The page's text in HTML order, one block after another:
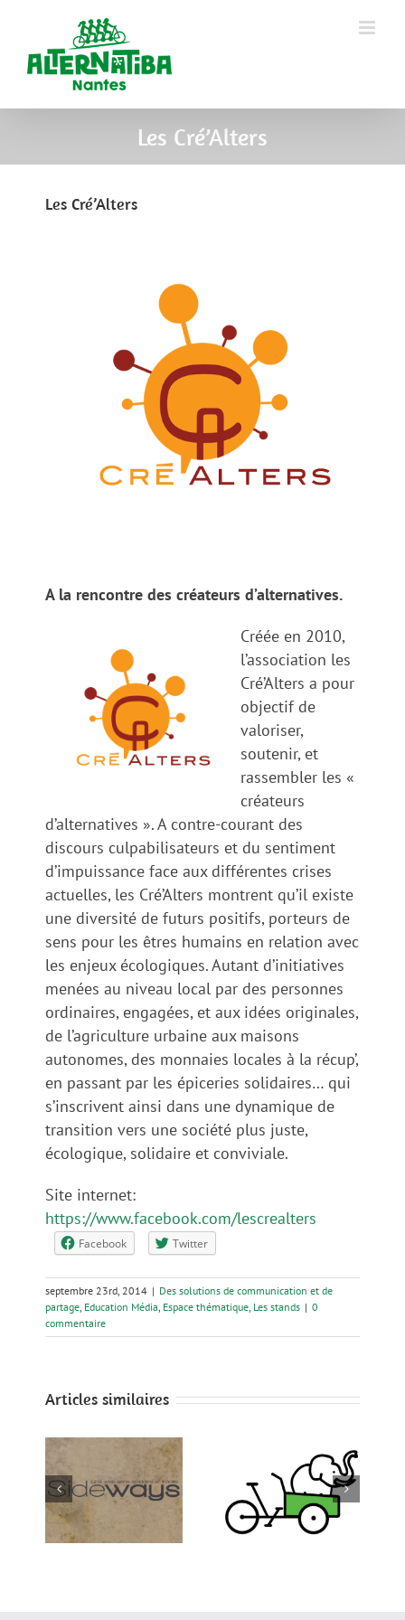
Les Cré’Alters
Les Cré’Alters
A la rencontre des créateurs d’alternatives.
Créée en 2010,
l’association les
Cré’Alters a pour
objectif de
valoriser,
soutenir, et
rassembler les «
créateurs
d’alternatives ». A contre-courant des
discours culpabilisateurs et du sentiment
d’impuissance face aux différentes crises
actuelles, les Cré’Alters montrent qu’il existe
une diversité de futurs positifs, porteurs de
sens pour les êtres humains en relation avec
les enjeux écologiques. Autant d’initiatives
menées au niveau local par des personnes
ordinaires, engagées, et aux idées originales,
de l’agriculture urbaine aux maisons
autonomes, des monnaies locales à la récup’,
en passant par les épiceries solidaires… qui
s’inscrivent ainsi dans une dynamique de
transition vers une société plus juste,
écologique, solidaire et conviviale.
Site internet:
https://www.facebook.com/lescrealters
Facebook Twitter
septembre 23rd, 2014 | Des solutions de communication et de
partage, Education Média, Espace thématique, Les stands | 0
commentaire
Articles similaires
Nantes Cargo
Bike
Viacesi